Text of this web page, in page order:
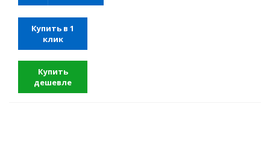
Купить в 1
клик
Купить
дешевле